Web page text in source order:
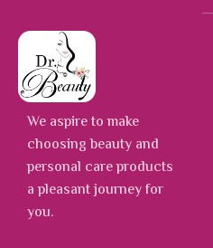
We aspire to make
choosing beauty and
personal care products
a pleasant journey for
you.